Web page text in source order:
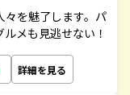
々を魅了します。パ
メも見逃せない！
詳細を見る